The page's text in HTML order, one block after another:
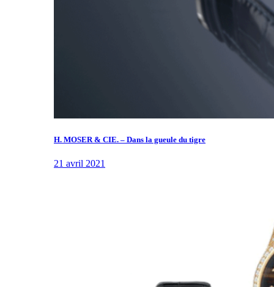
H. MOSER & CIE. – Dans la gueule du tigre
21 avril 2021